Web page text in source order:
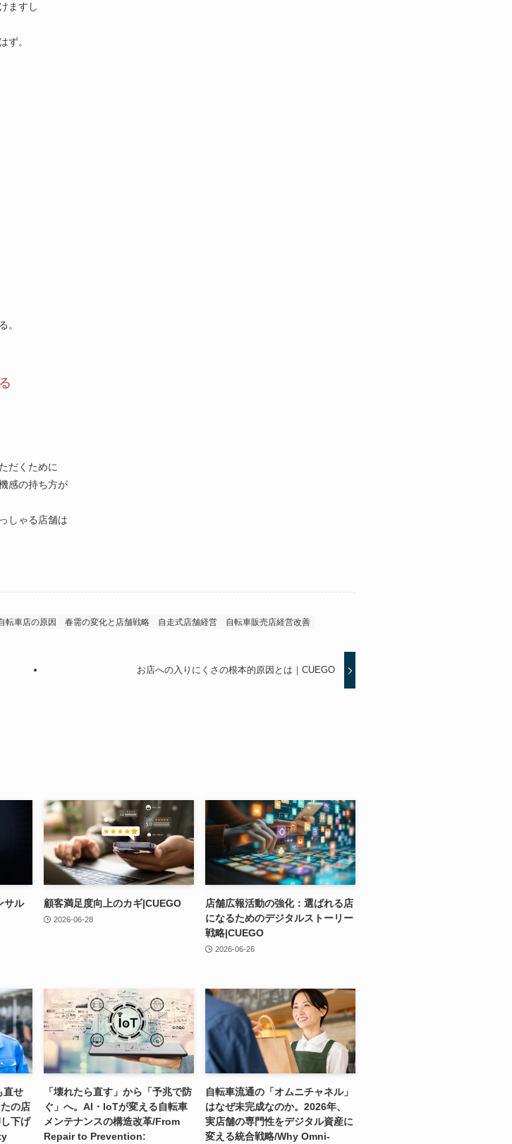
ますし
ず。
。
だくために
感の持ち方が
しゃる店舗は
転車店の原因 春需の変化と店舗戦略 自走式店舗経営 自転車販売店経営改善
お店への入りにくさの根本的原因とは｜CUEGO
サル
顧客満足度向上のカギ|CUEGO
2026-06-28
店舗広報活動の強化：選ばれる店
になるためのデジタルストーリー
戦略|CUEGO
2026-06-26
直せ
の店
下げ
「壊れたら直す」から「予兆で防
ぐ」へ。AI・IoTが変える自転車
メンテナンスの構造改革/From
Repair to Prevention:
自転車流通の「オムニチャネル」
はなぜ未完成なのか。2026年、
実店舗の専門性をデジタル資産に
変える統合戦略/Why Omni-